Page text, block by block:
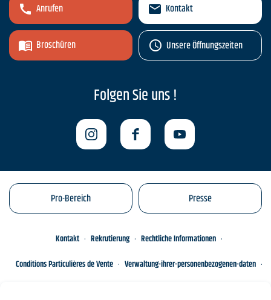
Anrufen
Broschüren
Kontakt
Unsere Öffnungszeiten
Folgen Sie uns !
Pro-Bereich Presse
Kontakt Rekrutierung
Rechtliche Informationen
Conditions Particulières de Vente
Verwaltung-ihrer-personenbezogenen-daten